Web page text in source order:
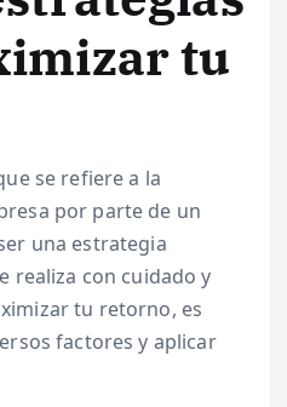
tu
se refiere a la
por parte de un
una estrategia
realiza con cuidado y
tu retorno, es
factores y aplicar